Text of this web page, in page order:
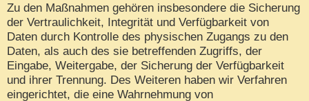
Zu den Maßnahmen gehören insbesondere die Sicherung
der Vertraulichkeit, Integrität und Verfügbarkeit von
Daten durch Kontrolle des physischen Zugangs zu den
Daten, als auch des sie betreffenden Zugriffs, der
Eingabe, Weitergabe, der Sicherung der Verfügbarkeit
und ihrer Trennung. Des Weiteren haben wir Verfahren
eingerichtet, die eine Wahrnehmung von